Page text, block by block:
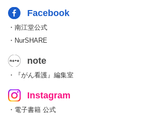
Facebook
・南江堂公式
・NurSHARE
note
・『がん看護』編集室
Instagram
・電子書籍 公式